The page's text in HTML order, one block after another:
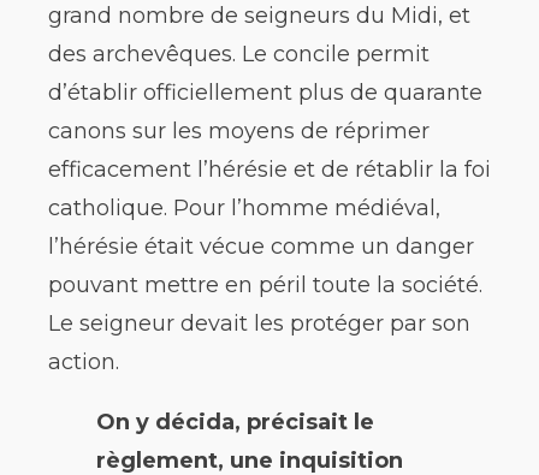
grand nombre de seigneurs du Midi, et
des archevêques. Le concile permit
d’établir officiellement plus de quarante
canons sur les moyens de réprimer
efficacement l’hérésie et de rétablir la foi
catholique. Pour l’homme médiéval,
l’hérésie était vécue comme un danger
pouvant mettre en péril toute la société.
Le seigneur devait les protéger par son
action.
On y décida, précisait le
règlement, une inquisition